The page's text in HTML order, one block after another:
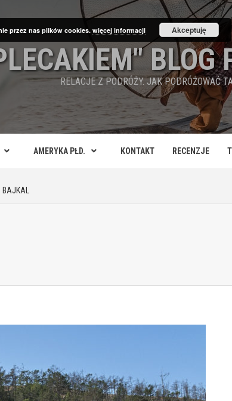
BLOG
RELACJE Z PODRÓŻY. JAK PODRÓŻOWAĆ
AMERYKA PŁD. KONTAKT RECENZJE
BAJKAL
przez nas plików cookies. więcej informacji Akceptuję